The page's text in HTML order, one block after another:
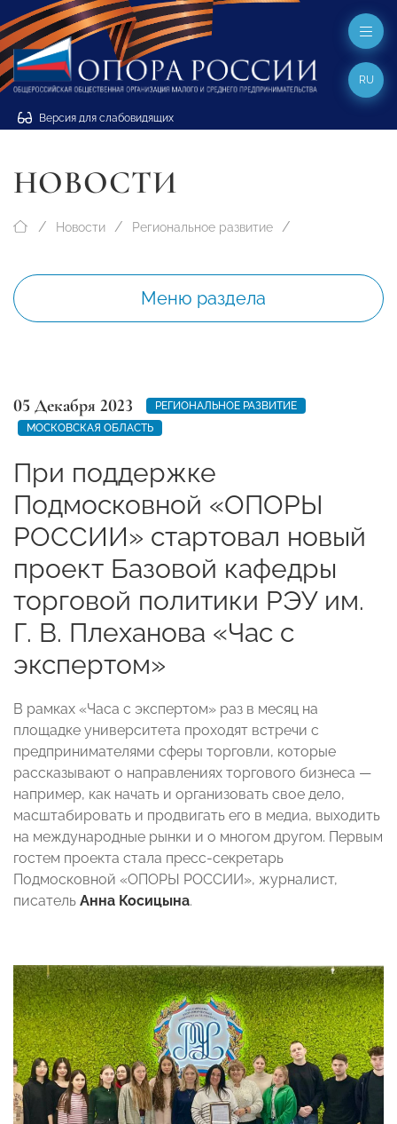
Версия для слабовидящих
RU
НОВОСТИ
Новости Региональное развитие
Меню раздела
05 Декабря 2023
РЕГИОНАЛЬНОЕ РАЗВИТИЕ
МОСКОВСКАЯ ОБЛАСТЬ
При поддержке
Подмосковной «ОПОРЫ
РОССИИ» стартовал новый
проект Базовой кафедры
торговой политики РЭУ им.
Г. В. Плеханова «Час с
экспертом»
В рамках «Часа с экспертом» раз в месяц на
площадке университета проходят встречи с
предпринимателями сферы торговли, которые
рассказывают о направлениях торгового бизнеса —
например, как начать и организовать свое дело,
масштабировать и продвигать его в медиа, выходить
на международные рынки и о многом другом. Первым
гостем проекта стала пресс-секретарь
Подмосковной «ОПОРЫ РОССИИ», журналист,
писатель Анна Косицына.